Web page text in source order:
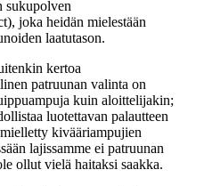
sukupolven
joka heidän mielestään
laatutason.
kertoa
patruunan valinta on
kuin aloittelijakin;
luotettavan palautteen
kivääriampujien
lajissamme ei patruunan
ollut vielä haitaksi saakka.